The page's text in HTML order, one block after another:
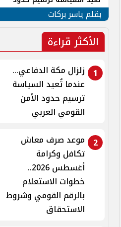
الأمن القومي العربي
بقلم ياسر بركات
الأكثر قراءة
1
زلزال مكة الدفاعي...
عندما تُعيد السياسة
ترسيم حدود الأمن
القومي العربي
2
موعد صرف معاش
تكافل وكرامة
أغسطس 2026..
خطوات الاستعلام
بالرقم القومي وشروط
الاستحقاق